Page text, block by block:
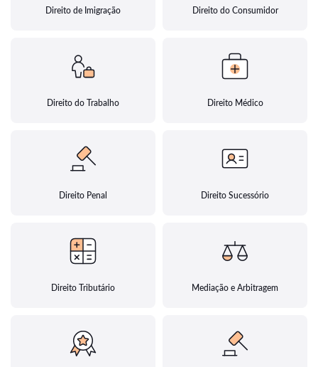
Direito de Imigração Direito do Consumidor
Direito do Trabalho Direito Médico
Direito Penal Direito Sucessório
Direito Tributário Mediação e Arbitragem